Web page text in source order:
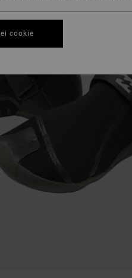
cookie